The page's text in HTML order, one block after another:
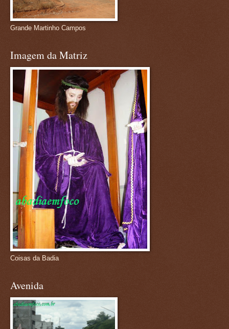
Grande Martinho Campos
Imagem da Matriz
Coisas da Badia
Avenida